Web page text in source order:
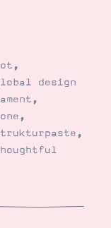
,
design
,
,
,